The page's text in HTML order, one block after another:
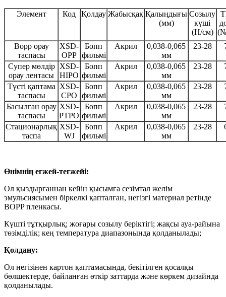
Элемент Код Қолдау Жабысқақ Қалыңдығы
(мм)
Созылу
күші
(Н/см)
Bopp орау
таспасы
XSD-
OPP
Бопп
фильмі
Акрил
0,038-0,065
мм
23-28
Супер мөлдір
орау лентасы
XSD-
HIPO
Бопп
фильмі
Акрил
0,038-0,065
мм
23-28
Түсті қаптама
таспасы
XSD-
CPO
Бопп
фильмі
Акрил
0,038-0,065
мм
23-28
Басылған орау
таспасы
XSD-
PTPO
Бопп
фильмі
Акрил
0,038-0,065
мм
23-28
Стационарлық
таспа
XSD-
WJ
Бопп
фильмі
Акрил
0,038-0,065
мм
23-28
Өнімнің егжей-тегжейі:
Ол қыздырғаннан кейін қысымға сезімтал желім
эмульсиясымен біркелкі қапталған, негізгі материал ретінде
BOPP пленкасы.
Күшті тұтқырлық; жоғары созылу беріктігі; жақсы ауа-райына
төзімділік; кең температура диапазонында қолданылады;
Қолдану:
Ол негізінен картон қаптамасында, бекітілген қосалқы
бөлшектерде, байланған өткір заттарда және көркем дизайнда
қолданылады.